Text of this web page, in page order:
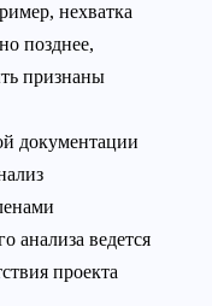
нехватка
позднее,
признаны
документации
анализа ведется
проекта